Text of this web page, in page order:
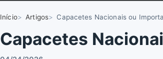
Início Artigos Capacetes Nacionais ou
Capacetes